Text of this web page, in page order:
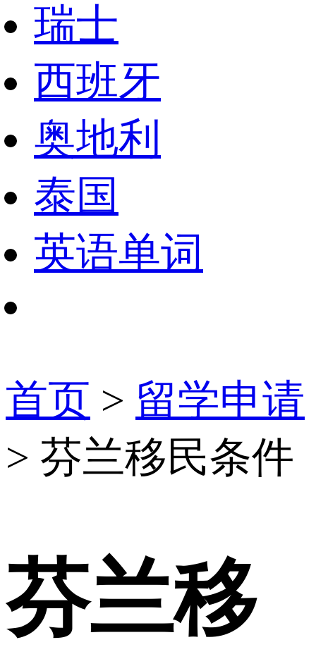
瑞士
西班牙
奥地利
泰国
英语单词
首页 > 留学申请
> 芬兰移民条件
芬兰移